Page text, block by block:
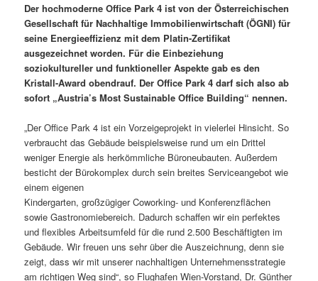
Der hochmoderne Office Park 4 ist von der Österreichischen
Gesellschaft für Nachhaltige Immobilienwirtschaft (ÖGNI) für
seine Energieeffizienz mit dem Platin-Zertifikat
ausgezeichnet worden. Für die Einbeziehung
soziokultureller und funktioneller Aspekte gab es den
Kristall-Award obendrauf. Der Office Park 4 darf sich also ab
sofort „Austria’s Most Sustainable Office Building“ nennen.
„Der Office Park 4 ist ein Vorzeigeprojekt in vielerlei Hinsicht. So
verbraucht das Gebäude beispielsweise rund um ein Drittel
weniger Energie als herkömmliche Büroneubauten. Außerdem
besticht der Bürokomplex durch sein breites Serviceangebot wie
einem eigenen
Kindergarten, großzügiger Coworking- und Konferenzflächen
sowie Gastronomiebereich. Dadurch schaffen wir ein perfektes
und flexibles Arbeitsumfeld für die rund 2.500 Beschäftigten im
Gebäude. Wir freuen uns sehr über die Auszeichnung, denn sie
zeigt, dass wir mit unserer nachhaltigen Unternehmensstrategie
am richtigen Weg sind“, so Flughafen Wien-Vorstand, Dr. Günther